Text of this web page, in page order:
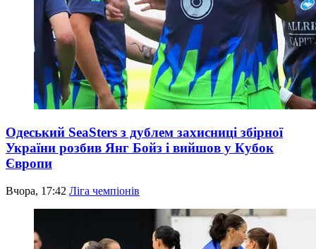
Одеський SeaSters з дублем захисниці збірної
України розбив Янг Бойз і вийшов у Кубок
Європи
Вчора, 17:42 Ліга чемпіонів